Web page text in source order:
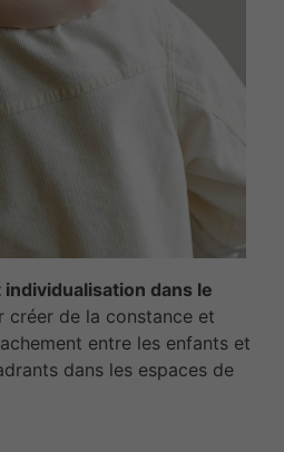
dans le
créer de la constance et
entre les enfants et
dans les espaces de